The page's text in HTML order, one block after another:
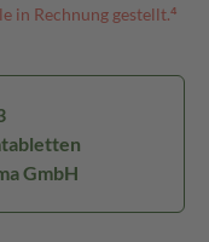
in Rechnung gestellt.⁴
GmbH